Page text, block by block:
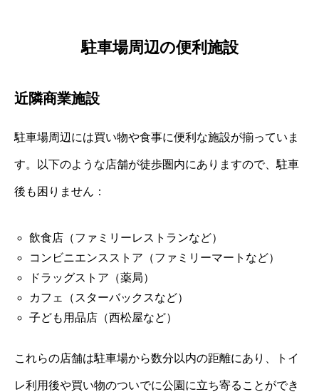
駐車場周辺の便利施設
近隣商業施設
駐車場周辺には買い物や食事に便利な施設が揃っていま
す。以下のような店舗が徒歩圏内にありますので、駐車
後も困りません：
飲食店（ファミリーレストランなど）
コンビニエンスストア（ファミリーマートなど）
ドラッグストア（薬局）
カフェ（スターバックスなど）
子ども用品店（西松屋など）
これらの店舗は駐車場から数分以内の距離にあり、トイ
レ利用後や買い物のついでに公園に立ち寄ることができ